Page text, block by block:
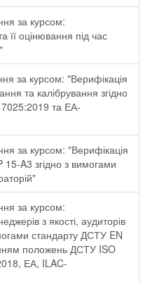
за курсом:
її оцінювання під час
за курсом: "Верифікація
та калібрування згідно
та ЕА-
за курсом: "Верифікація
A3 згідно з вимогами
за курсом:
з якості, аудиторів
стандарту ДСТУ EN
положень ДСТУ ISO
ЕА, ILAC-